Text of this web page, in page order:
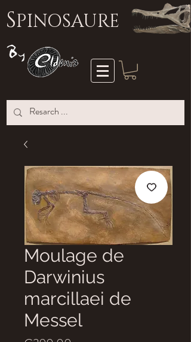
SPINOSAURE
Moulage de
Darwinius
marcillaei de
Messel